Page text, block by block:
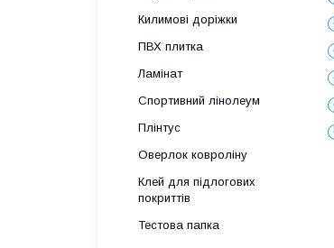
Килимові доріжки
ПВХ плитка
Ламінат
Спортивний лінолеум
Плінтус
Оверлок ковроліну
Клей для підлогових
покриттів
Тестова папка